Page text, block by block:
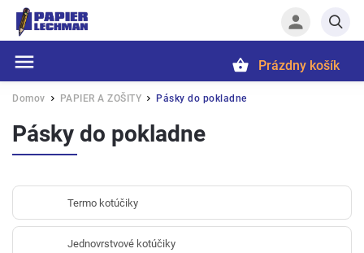
Prázdny košík
Domov / PAPIER A ZOŠITY / Pásky do pokladne
Pásky do pokladne
Termo kotúčiky
Jednovrstvové kotúčiky